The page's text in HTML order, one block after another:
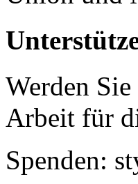
Werden
Arbeit für
Spenden: